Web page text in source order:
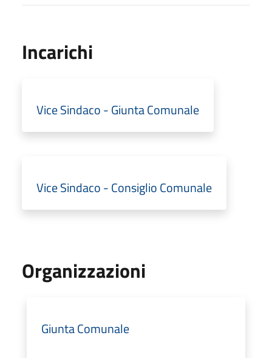
Incarichi
Vice Sindaco - Giunta Comunale
Vice Sindaco - Consiglio Comunale
Organizzazioni
Giunta Comunale